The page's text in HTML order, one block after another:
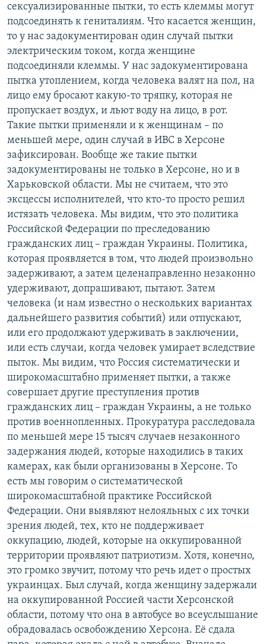
сексуализированные пытки, то есть клеммы могут
подсоединять к гениталиям. Что касается женщин,
то у нас задокументирован один случай пытки
электрическим током, когда женщине
подсоединяли клеммы. У нас задокументирована
пытка утоплением, когда человека валят на пол, на
лицо ему бросают какую-то тряпку, которая не
пропускает воздух, и льют воду на лицо, в рот.
Такие пытки применяли и к женщинам – по
меньшей мере, один случай в ИВС в Херсоне
зафиксирован. Вообще же такие пытки
задокументированы не только в Херсоне, но и в
Харьковской области. Мы не считаем, что это
эксцессы исполнителей, что кто-то просто решил
истязать человека. Мы видим, что это политика
Российской Федерации по преследованию
гражданских лиц – граждан Украины. Политика,
которая проявляется в том, что людей произвольно
задерживают, а затем целенаправленно незаконно
удерживают, допрашивают, пытают. Затем
человека (и нам известно о нескольких вариантах
дальнейшего развития событий) или отпускают,
или его продолжают удерживать в заключении,
или есть случаи, когда человек умирает вследствие
пыток. Мы видим, что Россия систематически и
широкомасштабно применяет пытки, а также
совершает другие преступления против
гражданских лиц – граждан Украины, а не только
против военнопленных. Прокуратура расследовала
по меньшей мере 15 тысяч случаев незаконного
задержания людей, которые находились в таких
камерах, как были организованы в Херсоне. То
есть мы говорим о систематической
широкомасштабной практике Российской
Федерации. Они выявляют нелояльных с их точки
зрения людей, тех, кто не поддерживает
оккупацию, людей, которые на оккупированной
территории проявляют патриотизм. Хотя, конечно,
это громко звучит, потому что речь идет о простых
украинцах. Был случай, когда женщину задержали
на оккупированной Россией части Херсонской
области, потому что она в автобусе во всеуслышание
обрадовалась освобождению Херсона. Её сдала